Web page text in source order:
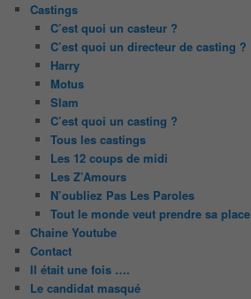
Castings
C’est quoi un casteur ?
C’est quoi un directeur de casting ?
Harry
Motus
Slam
C’est quoi un casting ?
Tous les castings
Les 12 coups de midi
Les Z’Amours
N’oubliez Pas Les Paroles
Tout le monde veut prendre sa place
Chaine Youtube
Contact
Il était une fois ….
Le candidat masqué